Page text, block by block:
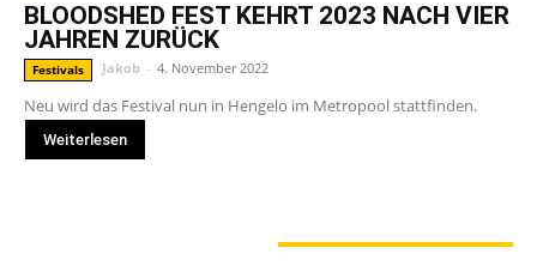
BLOODSHED FEST KEHRT 2023 NACH VIER
JAHREN ZURÜCK
Festivals Jakob - 4. November 2022
Neu wird das Festival nun in Hengelo im Metropool stattfinden.
Weiterlesen